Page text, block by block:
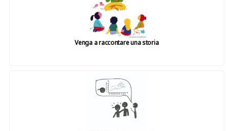
Venga a raccontare una storia